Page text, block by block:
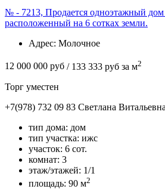
№ - 7213, Продается одноэтажный
расположенный на 6 сотках земли.
Адрес: Молочное
12 000 000 руб / 133 333 руб за м2
Торг уместен
+7(978) 732 09 83 Cветлана Витальевна
тип дома: дом
тип участка: ижс
участок: 6 сот.
комнат: 3
этаж/этажей: 1/1
площадь: 90 м2